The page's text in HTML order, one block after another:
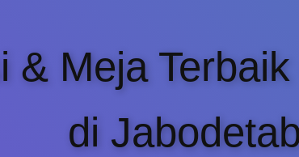
& Meja
di